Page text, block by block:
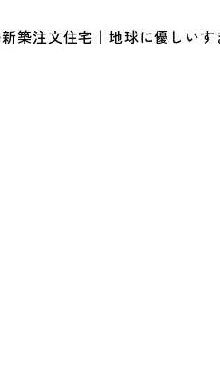
築注文住宅｜地球に優しいす